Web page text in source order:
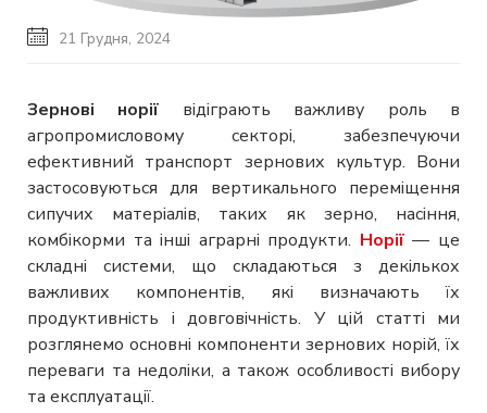
Зернові норії відіграють важливу роль в
агропромисловому секторі, забезпечуючи
ефективний транспорт зернових культур. Вони
застосовуються для вертикального переміщення
сипучих матеріалів, таких як зерно, насіння,
комбікорми та інші аграрні продукти. Норії — це
складні системи, що складаються з декількох
важливих компонентів, які визначають їх
продуктивність і довговічність. У цій статті ми
розглянемо основні компоненти зернових норій, їх
переваги та недоліки, а також особливості вибору
та експлуатації.
21 Грудня, 2024